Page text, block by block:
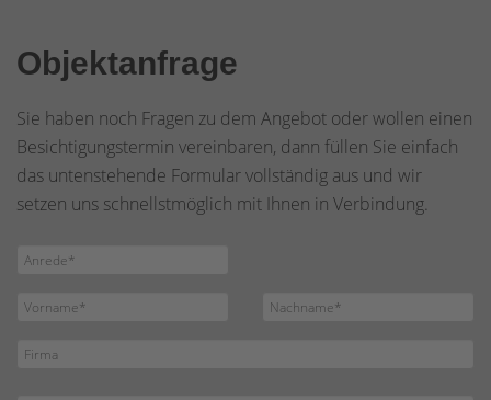
Objektanfrage
Sie haben noch Fragen zu dem Angebot oder wollen einen
Besichtigungstermin vereinbaren, dann füllen Sie einfach
das untenstehende Formular vollständig aus und wir
setzen uns schnellstmöglich mit Ihnen in Verbindung.